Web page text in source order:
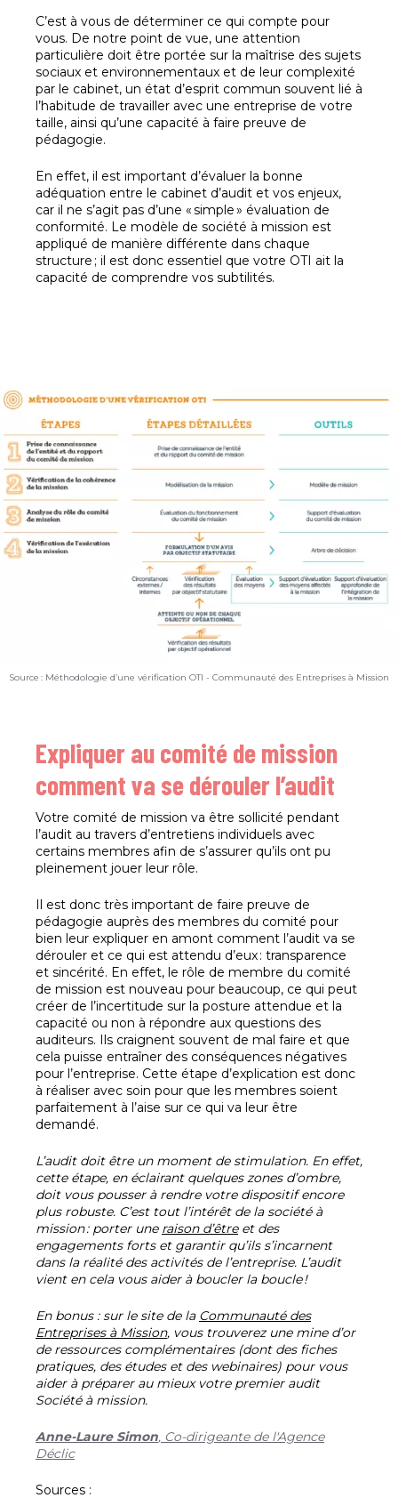
Source : Méthodologie d’une vérification OTI - Communauté des Entreprises à Mission
C’est à vous de déterminer ce qui compte pour
vous. De notre point de vue, une attention
particulière doit être portée sur la maîtrise des sujets
sociaux et environnementaux et de leur complexité
par le cabinet, un état d’esprit commun souvent lié à
l’habitude de travailler avec une entreprise de votre
taille, ainsi qu’une capacité à faire preuve de
pédagogie.
En effet, il est important d’évaluer la bonne
adéquation entre le cabinet d’audit et vos enjeux,
car il ne s’agit pas d’une « simple » évaluation de
conformité. Le modèle de société à mission est
appliqué de manière différente dans chaque
structure ; il est donc essentiel que votre OTI ait la
capacité de comprendre vos subtilités.
Expliquer au comité de mission
comment va se dérouler l’audit
Votre comité de mission va être sollicité pendant
l’audit au travers d’entretiens individuels avec
certains membres afin de s’assurer qu’ils ont pu
pleinement jouer leur rôle.
Il est donc très important de faire preuve de
pédagogie auprès des membres du comité pour
bien leur expliquer en amont comment l’audit va se
dérouler et ce qui est attendu d’eux : transparence
et sincérité. En effet, le rôle de membre du comité
de mission est nouveau pour beaucoup, ce qui peut
créer de l’incertitude sur la posture attendue et la
capacité ou non à répondre aux questions des
auditeurs. Ils craignent souvent de mal faire et que
cela puisse entraîner des conséquences négatives
pour l’entreprise. Cette étape d’explication est donc
à réaliser avec soin pour que les membres soient
parfaitement à l’aise sur ce qui va leur être
demandé.
L’audit doit être un moment de stimulation. En effet,
cette étape, en éclairant quelques zones d’ombre,
doit vous pousser à rendre votre dispositif encore
plus robuste. C’est tout l’intérêt de la société à
mission : porter une raison d’êtreet des
engagements forts et garantir qu’ils s’incarnent
dans la réalité des activités de l’entreprise. L’audit
vient en cela vous aider à boucler la boucle !
En bonus : sur le site de la Communauté des
Entreprises à Mission, vous trouverez une mine d’or
de ressources complémentaires (dont des fiches
pratiques, des études et des webinaires) pour vous
aider à préparer au mieux votre premier audit
Société à mission.
Anne-Laure Simon, Co-dirigeante de l'Agence
Déclic
Sources :